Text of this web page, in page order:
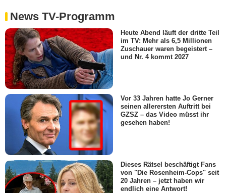
News TV-Programm
Heute Abend läuft der dritte Teil
im TV: Mehr als 6,5 Millionen
Zuschauer waren begeistert –
und Nr. 4 kommt 2027
Vor 33 Jahren hatte Jo Gerner
seinen allerersten Auftritt bei
GZSZ – das Video müsst ihr
gesehen haben!
Dieses Rätsel beschäftigt Fans
von "Die Rosenheim-Cops" seit
20 Jahren – jetzt haben wir
endlich eine Antwort!